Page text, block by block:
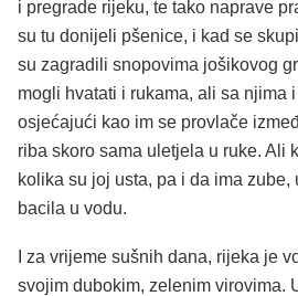
i pregrade rijeku, te tako naprave
su tu donijeli pšenice, i kad se
su zagradili snopovima jošikovog
mogli hvatati i rukama, ali sa njima
osjećajući kao im se provlače
riba skoro sama uletjela u ruke. Ali
kolika su joj usta, pa i da ima
bacila u vodu.
I za vrijeme sušnih dana, rijeka je
svojim dubokim, zelenim virovima.